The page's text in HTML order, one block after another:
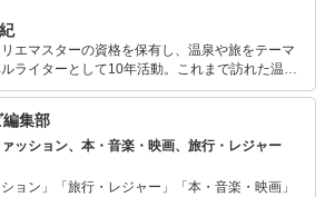
エマスターの資格を保有し、温泉や旅をテーマ
ライターとして10年活動。これまで訪れた温泉
軒、執筆記事数はトータルで800を超える。さら
剤や入浴法を研究しながら温泉気分を楽しんで
集部
ッション、本・音楽・映画、旅行・レジャー
ション」「旅行・レジャー」「本・音楽・映画」